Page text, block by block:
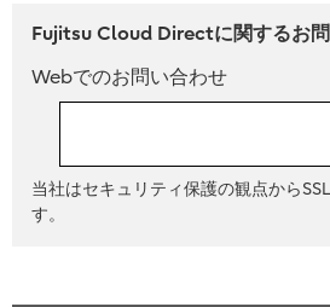
Fujitsu Cloud Directに関するお
Webでのお問い合わせ
当社はセキュリティ保護の観点から
す。